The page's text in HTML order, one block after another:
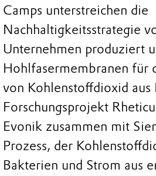
Camps unterstreichen die
Nachhaltigkeitsstrategie
Unternehmen produziert
Hohlfasermembranen für
von Kohlenstoffdioxid aus
Forschungsprojekt
Evonik zusammen mit
Prozess, der
Bakterien und Strom aus